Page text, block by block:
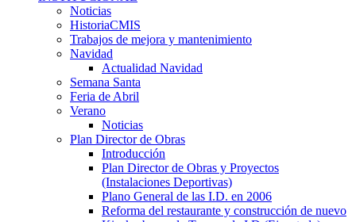
Noticias
HistoriaCMIS
Trabajos de mejora y mantenimiento
Navidad
Actualidad Navidad
Semana Santa
Feria de Abril
Verano
Noticias
Plan Director de Obras
Introducción
Plan Director de Obras y Proyectos
(Instalaciones Deportivas)
Plano General de las I.D. en 2006
Reforma del restaurante y construcción de nuevo